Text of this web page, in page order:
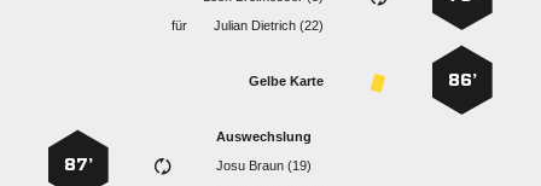
für
  
86’
Gelbe Karte
Auswechslung
  
87’